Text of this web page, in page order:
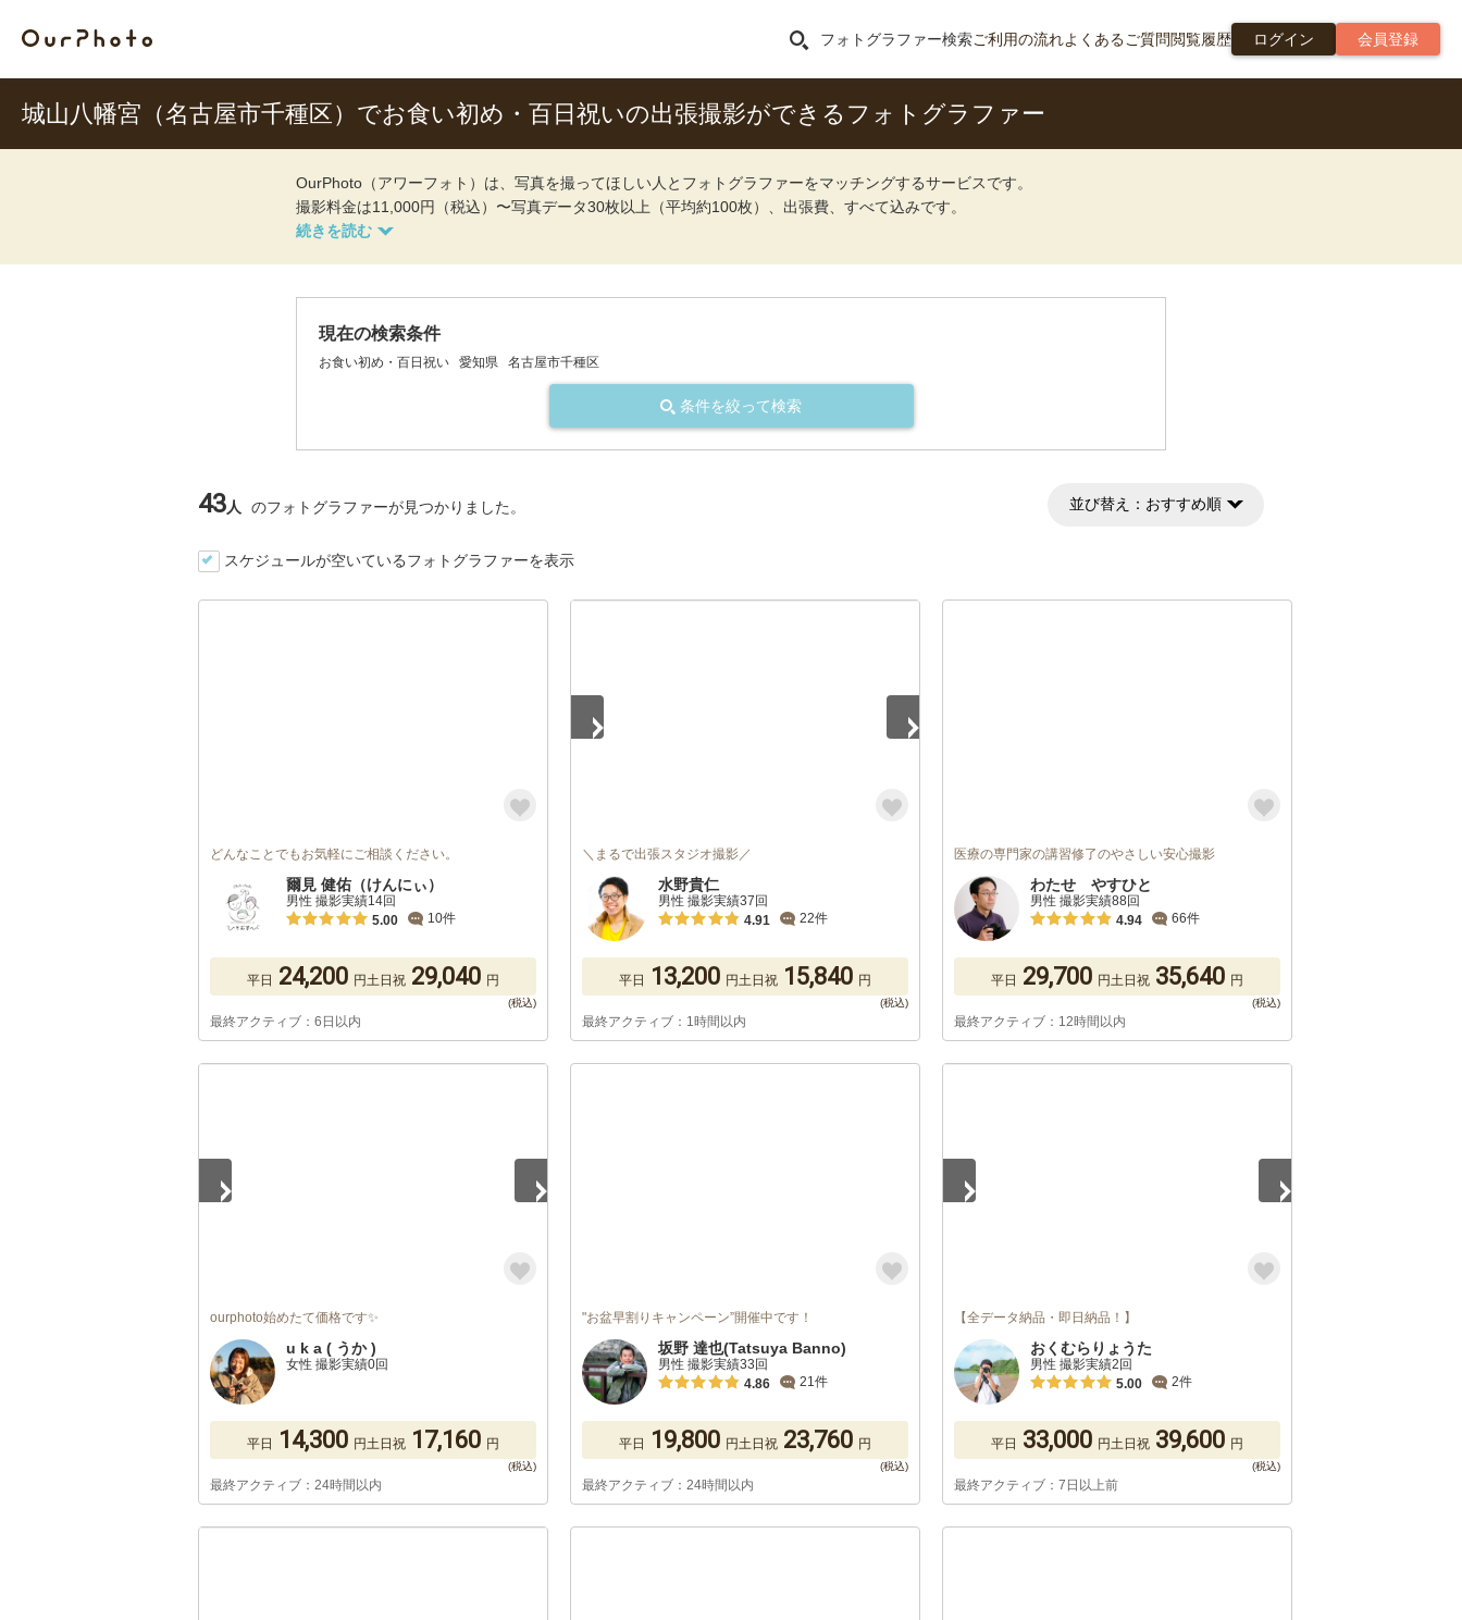
フォトグラファー検索ご利用の流れよくあるご質問閲覧履歴 ログイン 会員登録
城山八幡宮（名古屋市千種区）でお食い初め・百日祝いの出張撮影ができるフォトグラファー
OurPhoto（アワーフォト）は、写真を撮ってほしい人とフォトグラファーをマッチングするサービスです。
撮影料金は11,000円（税込）〜写真データ30枚以上（平均約100枚）、出張費、すべて込みです。
現在の検索条件
お食い初め・百日祝い 愛知県 名古屋市千種区
条件を絞って検索
43人 のフォトグラファーが見つかりました。 並び替え： おすすめ順
スケジュールが空いているフォトグラファーを表示
どんなことでもお気軽にご相談ください。
爾見 健佑（けんにぃ）
男性 撮影実績14回
5.00
10件
平日 24,200 円土日祝 29,040 円
最終アクティブ：6日以内
＼まるで出張スタジオ撮影／
水野貴仁
男性 撮影実績37回
4.91
22件
平日 13,200 円土日祝 15,840 円
最終アクティブ：1時間以内
医療の専門家の講習修了のやさしい安心撮影
わたせ やすひと
男性 撮影実績88回
4.94
66件
平日 29,700 円土日祝 35,640 円
最終アクティブ：12時間以内
ourphoto始めたて価格です✨
u k a ( うか )
女性 撮影実績0回
平日 14,300 円土日祝 17,160 円
最終アクティブ：24時間以内
"お盆早割りキャンペーン”開催中です！
坂野 達也(Tatsuya Banno)
男性 撮影実績33回
4.86
21件
平日 19,800 円土日祝 23,760 円
最終アクティブ：24時間以内
【全データ納品・即日納品！】
おくむらりょうた
男性 撮影実績2回
5.00
2件
平日 33,000 円土日祝 39,600 円
最終アクティブ：7日以上前